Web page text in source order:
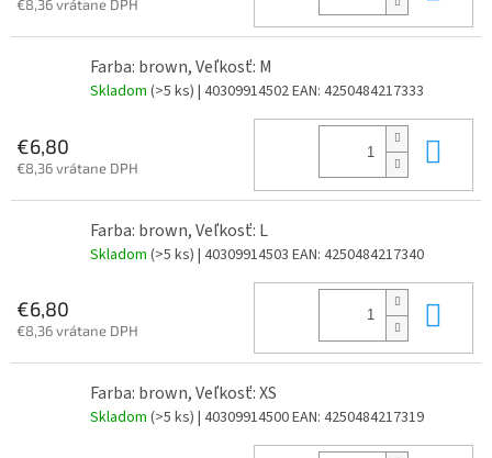
€8,36 vrátane DPH
Farba: brown, Veľkosť: M
Skladom (>5 ks) | 40309914502EAN: 4250484217333
€6,80
€8,36 vrátane DPH
Farba: brown, Veľkosť: L
Skladom (>5 ks) | 40309914503 EAN: 4250484217340
€6,80
€8,36 vrátane DPH
Farba: brown, Veľkosť: XS
Skladom (>5 ks) | 40309914500EAN: 4250484217319